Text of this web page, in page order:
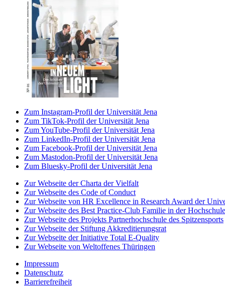
Zum Instagram-Profil der Universität Jena
Zum TikTok-Profil der Universität Jena
Zum YouTube-Profil der Universität Jena
Zum LinkedIn-Profil der Universität Jena
Zum Facebook-Profil der Universität Jena
Zum Mastodon-Profil der Universität Jena
Zum Bluesky-Profil der Universität Jena
Zur Webseite der Charta der Vielfalt
Zur Webseite des Code of Conduct
Zur Webseite von HR Excellence in Research Award der
Zur Webseite des Best Practice-Club Familie in der Hochschule
Zur Webseite des Projekts Partnerhochschule des Spitzensports
Zur Webseite der Stiftung Akkreditierungsrat
Zur Webseite der Initiative Total E-Quality
Zur Webseite von Weltoffenes Thüringen
Impressum
Datenschutz
Barrierefreiheit